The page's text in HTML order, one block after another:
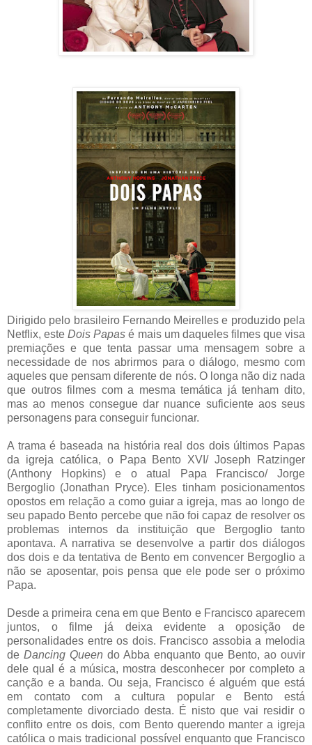
Dirigido pelo brasileiro Fernando Meirelles e produzido pela
Netflix, esteDois Papasé mais um daqueles filmes que visa
premiações e que tenta passar uma mensagem sobre a
necessidade de nos abrirmos para o diálogo, mesmo com
aqueles que pensam diferente de nós. O longa não diz nada
que outros filmes com a mesma temática já tenham dito,
mas ao menos consegue dar nuance suficiente aos seus
personagens para conseguir funcionar.
A trama é baseada na história real dos dois últimos Papas
da igreja católica, o Papa Bento XVI/ Joseph Ratzinger
(Anthony Hopkins) e o atual Papa Francisco/ Jorge
Bergoglio (Jonathan Pryce). Eles tinham posicionamentos
opostos em relação a como guiar a igreja, mas ao longo de
seu papado Bento percebe que não foi capaz de resolver os
problemas internos da instituição que Bergoglio tanto
apontava. A narrativa se desenvolve a partir dos diálogos
dos dois e da tentativa de Bento em convencer Bergoglio a
não se aposentar, pois pensa que ele pode ser o próximo
Papa.
Desde a primeira cena em que Bento e Francisco aparecem
juntos, o filme já deixa evidente a oposição de
personalidades entre os dois. Francisco assobia a melodia
de Dancing Queen do Abba enquanto que Bento, ao ouvir
dele qual é a música, mostra desconhecer por completo a
canção e a banda. Ou seja, Francisco é alguém que está
em contato com a cultura popular e Bento está
completamente divorciado desta. É nisto que vai residir o
conflito entre os dois, com Bento querendo manter a igreja
católica o mais tradicional possível enquanto que Francisco